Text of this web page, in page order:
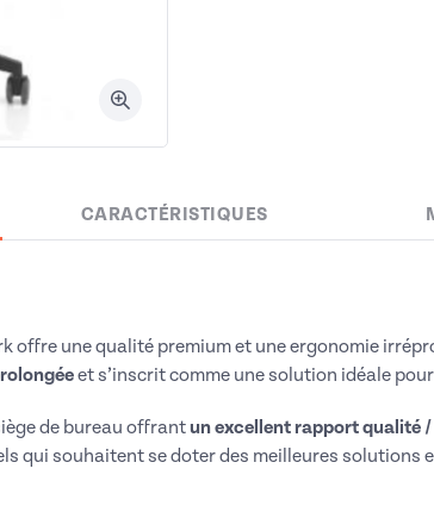
CARACTÉRISTIQUES
offre une qualité premium et une ergonomie
et s’inscrit comme une solution idéale
de bureau offrantun excellent rapport qualité
qui souhaitent se doter des meilleures solutions